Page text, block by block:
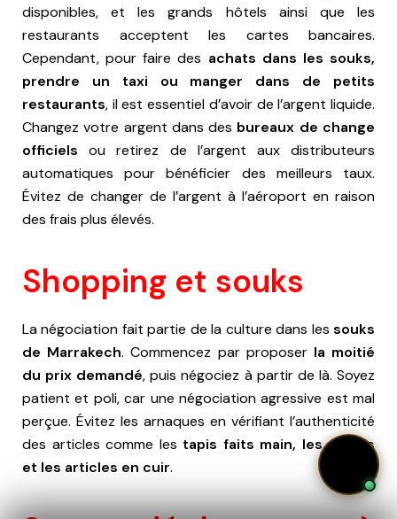
disponibles, et les grands hôtels ainsi que les
restaurants acceptent les cartes bancaires.
Cependant, pour faire des achats dans les souks,
prendre un taxi ou manger dans de petits
restaurants, il est essentiel d’avoir de l’argent liquide.
Changez votre argent dans des bureaux de change
officiels ou retirez de l’argent aux distributeurs
automatiques pour bénéficier des meilleurs taux.
Évitez de changer de l’argent à l’aéroport en raison
des frais plus élevés.
Shopping et souks
La négociation fait partie de la culture dans les souks
de Marrakech. Commencez par proposer la moitié
du prix demandé, puis négociez à partir de là. Soyez
patient et poli, car une négociation agressive est mal
perçue. Évitez les arnaques en vérifiant l’authenticité
des articles comme les tapis faits main, les épices
et les articles en cuir.